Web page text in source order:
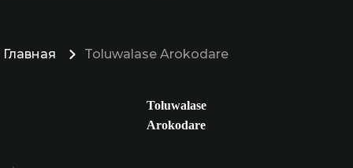
Главная Toluwalase Arokodare
Toluwalase
Arokodare